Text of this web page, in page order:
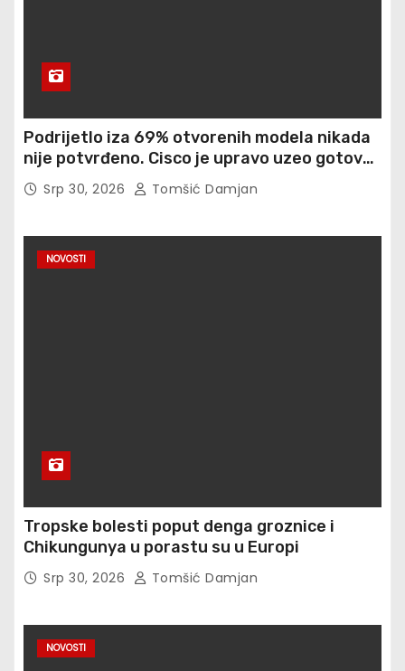
Podrijetlo iza 69% otvorenih modela nikada
nije potvrđeno. Cisco je upravo uzeo gotovo
900 otisaka prstiju besplatno
Srp 30, 2026 Tomšić Damjan
NOVOSTI
Tropske bolesti poput denga groznice i
Chikungunya u porastu su u Europi
Srp 30, 2026 Tomšić Damjan
NOVOSTI